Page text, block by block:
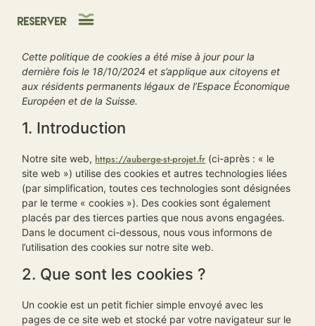
Reserver
Cette politique de cookies a été mise à jour pour la
dernière fois le 18/10/2024 et s’applique aux citoyens et
aux résidents permanents légaux de l’Espace Économique
Européen et de la Suisse.
1. Introduction
Notre site web, https://auberge-st-projet.fr (ci-après : « le
site web ») utilise des cookies et autres technologies liées
(par simplification, toutes ces technologies sont désignées
par le terme « cookies »). Des cookies sont également
placés par des tierces parties que nous avons engagées.
Dans le document ci-dessous, nous vous informons de
l’utilisation des cookies sur notre site web.
2. Que sont les cookies ?
Un cookie est un petit fichier simple envoyé avec les
pages de ce site web et stocké par votre navigateur sur le